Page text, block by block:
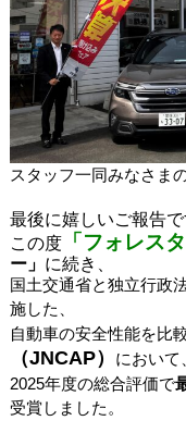
スタッフ一同みなさま
最後に嬉しいご報告で
この度「フォレスタ
ー」 に続き、
国土交通省と独立行政
施した、
自動車の安全性能を比
（JNCAP）
において
2025年度の総合評価で
受賞しました。